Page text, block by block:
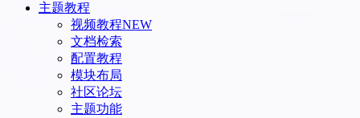
主题教程
视频教程NEW
文档检索
配置教程
模块布局
社区论坛
主题功能